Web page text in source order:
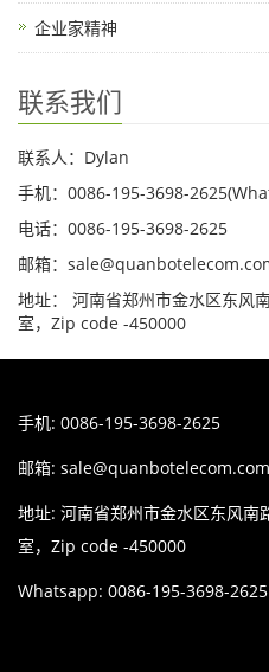
企业家精神
联系我们
联系人：Dylan
手机：0086-195-3698-
电话：0086-195-3698-2625
邮箱：
地址： 河南省郑州市金水区东风
室，Zip code -450000
手机: 0086-195-3698-2625
邮箱: sale@quanbotelecom.com
地址: 河南省郑州市金水区东风
室，Zip code -450000
Whatsapp: 0086-195-3698-2625